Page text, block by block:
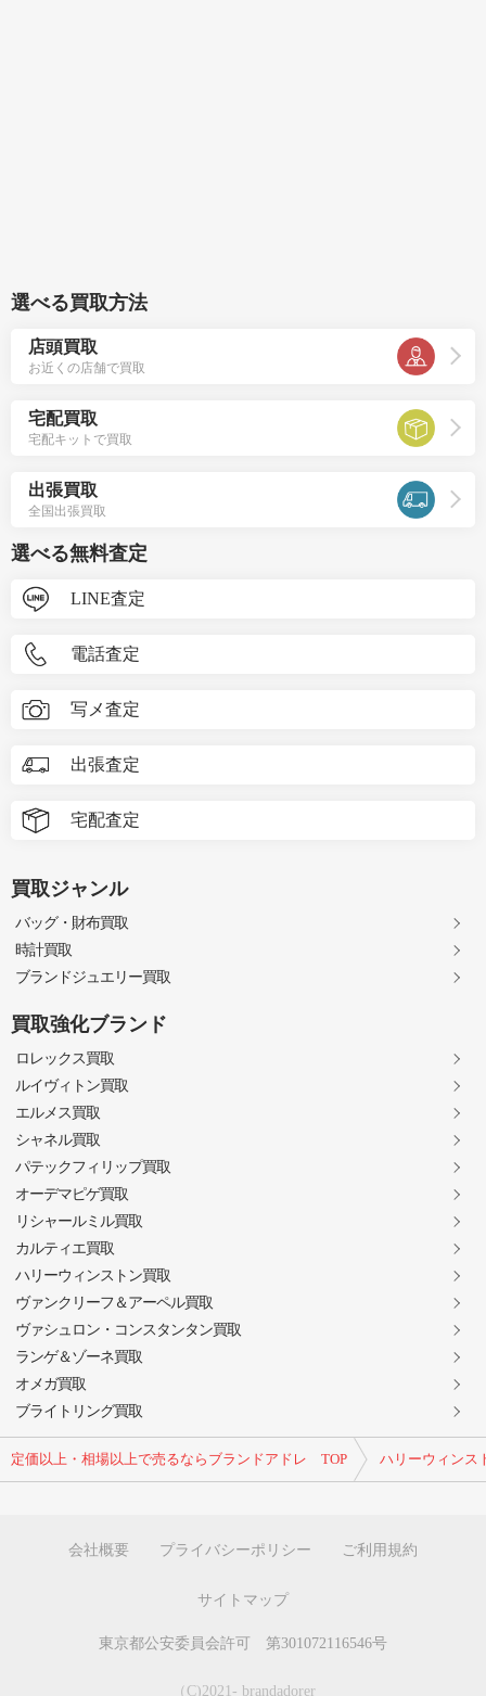
定価以上・相場以上で売るならブランドアドレ TOP ハリーウィンス
選べる買取方法
店頭買取
お近くの店舗で買取
宅配買取
宅配キットで買取
出張買取
全国出張買取
選べる無料査定
LINE査定
電話査定
写メ査定
出張査定
宅配査定
買取ジャンル
バッグ・財布買取
時計買取
ブランドジュエリー買取
買取強化ブランド
ロレックス買取
ルイヴィトン買取
エルメス買取
シャネル買取
パテックフィリップ買取
オーデマピゲ買取
リシャールミル買取
カルティエ買取
ハリーウィンストン買取
ヴァンクリーフ＆アーペル買取
ヴァシュロン・コンスタンタン買取
ランゲ＆ゾーネ買取
オメガ買取
ブライトリング買取
会社概要 プライバシーポリシー ご利用規約
サイトマップ
東京都公安委員会許可 第301072116546号
（C)2021- brandadorer